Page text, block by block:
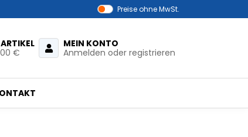
Preise ohne MwSt.
€
MEIN KONTO
Anmelden oder registrieren